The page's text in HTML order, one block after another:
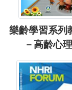
樂齡學習系列
－高齡心理